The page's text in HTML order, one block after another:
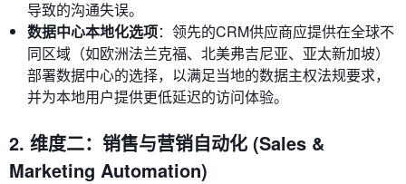
导致的沟通失误。
数据中心本地化选项：领先的CRM供应商应提供在全球不
同区域（如欧洲法兰克福、北美弗吉尼亚、亚太新加坡）
部署数据中心的选择，以满足当地的数据主权法规要求，
并为本地用户提供更低延迟的访问体验。
2. 维度二：销售与营销自动化 (Sales &
Marketing Automation)